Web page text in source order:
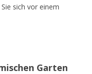
sich vor einem
Garten